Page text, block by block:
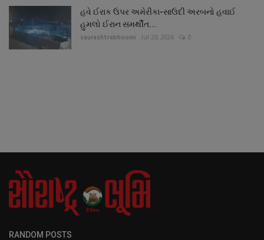
હવે ઈરાક ઉપર અમેરીકા-સાઉદી અરબનો હવાઈ
હુમલો ઈરાન સમર્થીત...
saurashtrabhoomi Jul 29, 2026 0
RANDOM POSTS